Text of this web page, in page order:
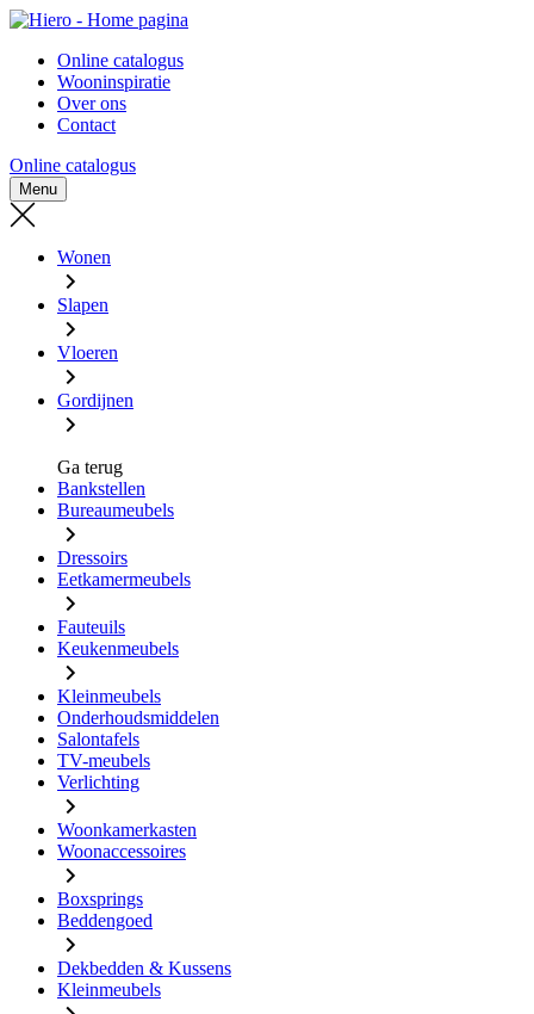
Naar
inhoud
gaan
Naar
gaan
- Home pagina
Online catalogus
Wooninspiratie
Over ons
Contact
Online catalogus
Menu
Wonen
Slapen
Vloeren
Gordijnen
Ga terug
Bankstellen
Bureaumeubels
Dressoirs
Eetkamermeubels
Fauteuils
Keukenmeubels
Kleinmeubels
Onderhoudsmiddelen
Salontafels
TV-meubels
Verlichting
Woonkamerkasten
Woonaccessoires
Boxsprings
Beddengoed
Dekbedden & Kussens
Kleinmeubels